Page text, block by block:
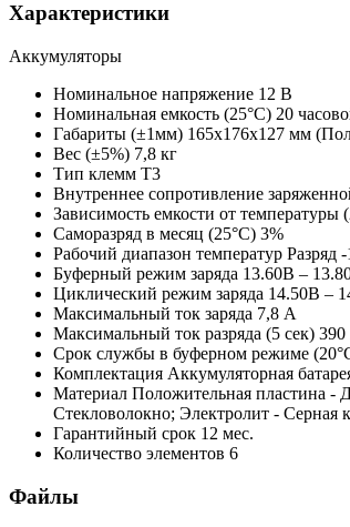
Характеристики
Аккумуляторы
Номинальное напряжение 12 B
Номинальная емкость (25°С) 20
Габариты (±1мм) 165x176x127 мм
Вес (±5%) 7,8 кг
Тип клемм T3
Внутреннее сопротивление
Зависимость емкости от температуры
Саморазряд в месяц (25°С) 3%
Рабочий диапазон температур Разряд
Буферный режим заряда 13.60В –
Циклический режим заряда 14.50В –
Максимальный ток заряда 7,8 A
Максимальный ток разряда (5 сек) 390
Срок службы в буферном режиме
Комплектация Аккумуляторная
Материал Положительная пластина -
Стекловолокно; Электролит - Серная
Гарантийный срок 12 мес.
Количество элементов 6
Файлы